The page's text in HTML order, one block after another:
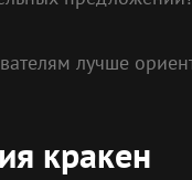
лучше
кракен